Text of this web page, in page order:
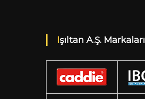
Işıltan A.Ş. Markaları